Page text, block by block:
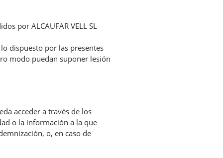
por ALCAUFAR VELL SL
dispuesto por las presentes
modo puedan suponer lesión
acceder a través de los
o la información a la que
o, en caso de